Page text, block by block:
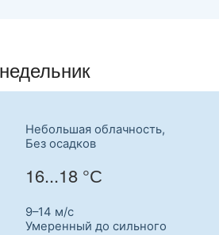
Небольшая облачность,
Без осадков
16...18 °С
9–14 м/c
Умеренный до сильного